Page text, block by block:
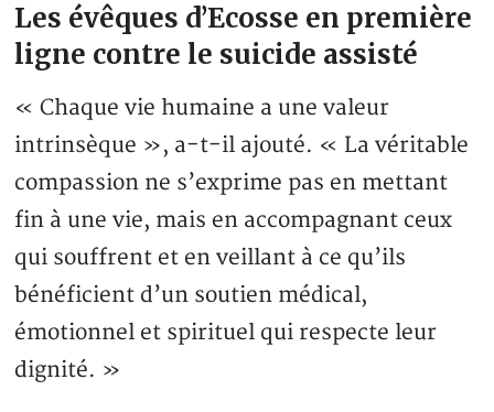
Les évêques d’Ecosse en première
ligne contre le suicide assisté
« Chaque vie humaine a une valeur
intrinsèque », a-t-il ajouté. « La véritable
compassion ne s’exprime pas en mettant
fin à une vie, mais en accompagnant ceux
qui souffrent et en veillant à ce qu’ils
bénéficient d’un soutien médical,
émotionnel et spirituel qui respecte leur
dignité. »